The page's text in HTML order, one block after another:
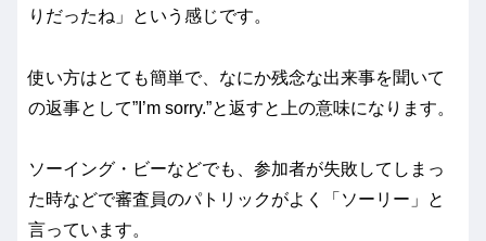
りだったね」という感じです。
使い方はとても簡単で、なにか残念な出来事を聞いて
の返事として”I’m sorry.”と返すと上の意味になります。
ソーイング・ビーなどでも、参加者が失敗してしまっ
た時などで審査員のパトリックがよく「ソーリー」と
言っています。